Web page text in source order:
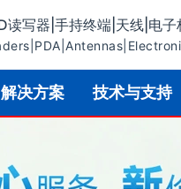
读写器|手持终端|天线|电
解决方案 技术与支持